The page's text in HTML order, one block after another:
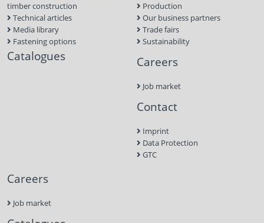
timber construction
Technical articles
Media library
Fastening options
Catalogues
Production
Our business partners
Trade fairs
Sustainability
Careers
Job market
Contact
Imprint
Data Protection
GTC
Careers
Job market